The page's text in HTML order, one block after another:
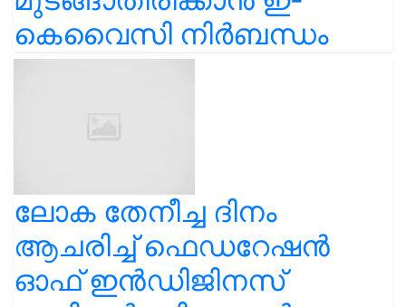
കെവൈസി നിർബന്ധം
ലോക തേനീച്ച ദിനം
ആചരിച്ച് ഫെഡറേഷൻ
ഓഫ് ഇൻഡിജിനസ്